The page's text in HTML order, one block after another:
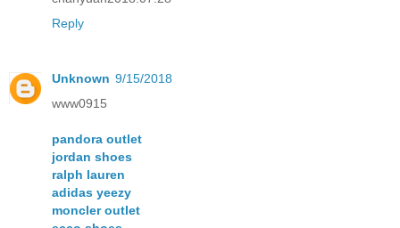
Reply
Unknown 9/15/2018
www0915
pandora outlet
jordan shoes
ralph lauren
adidas yeezy
moncler outlet